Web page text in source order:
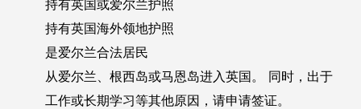
持有英国或爱尔兰护照
持有英国海外领地护照
是爱尔兰合法居民
从爱尔兰、根西岛或马恩岛进入英国。 同时，出于
工作或长期学习等其他原因，请申请签证。